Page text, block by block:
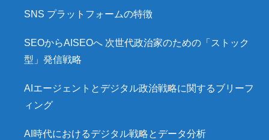
SNS プラットフォームの特徴
SEOからAISEOへ 次世代政治家のための「ストック
型」発信戦略
AIエージェントとデジタル政治戦略に関するブリーフ
ィング
AI時代におけるデジタル戦略とデータ分析